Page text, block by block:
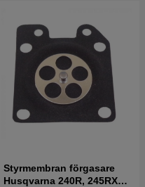
Styrmembran förgasare
Husqvarna 240R, 245RX,